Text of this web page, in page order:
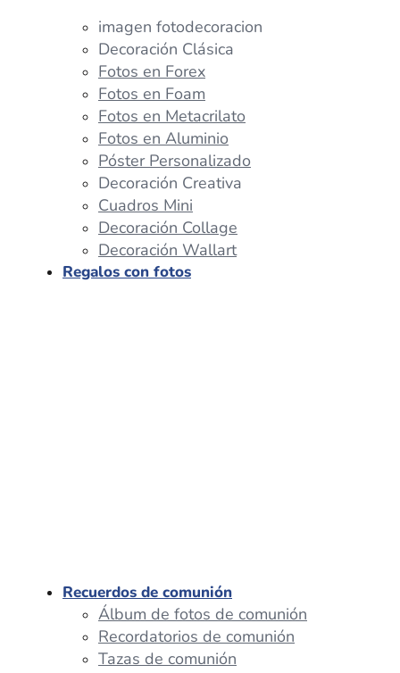
imagen fotodecoracion
Decoración Clásica
Fotos en Forex
Fotos en Foam
Fotos en Metacrilato
Fotos en Aluminio
Póster Personalizado
Decoración Creativa
Cuadros Mini
Decoración Collage
Decoración Wallart
Regalos con fotos
Recuerdos de comunión
Álbum de fotos de comunión
Recordatorios de comunión
Tazas de comunión